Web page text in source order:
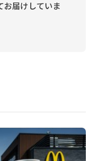
お届けしていま